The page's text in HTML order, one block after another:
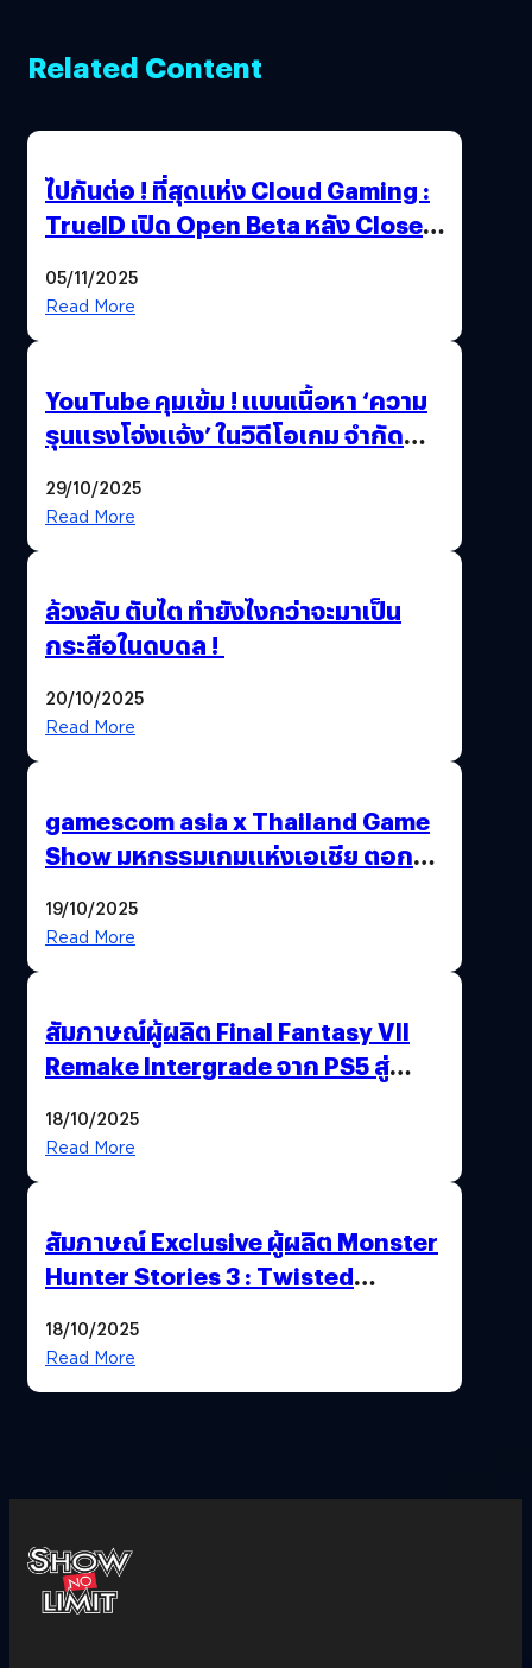
Related Content
ไปกันต่อ ! ที่สุดแห่ง Cloud Gaming :
TrueID เปิด Open Beta หลัง Close
Thailand Game Show 2025 ทะลุ 15
05/11/2025
Read More
YouTube คุมเข้ม ! แบนเนื้อหา ‘ความ
รุนแรงโจ่งแจ้ง’ ในวิดีโอเกม จำกัด
29/10/2025
Read More
ล้วงลับ ตับไต ทำยังไงกว่าจะมาเป็น
กระสือในดบดล !
20/10/2025
Read More
gamescom asia x Thailand Game
Show มหกรรมเกมแห่งเอเชีย ตอกย้ำ
พาณิชย์ร่วมชูความสำเร็จ
19/10/2025
Read More
สัมภาษณ์ผู้ผลิต Final Fantasy VII
Remake Intergrade จาก PS5 สู่
18/10/2025
Read More
สัมภาษณ์ Exclusive ผู้ผลิต Monster
Hunter Stories 3 : Twisted
สวยฉ่ำ !
18/10/2025
Read More